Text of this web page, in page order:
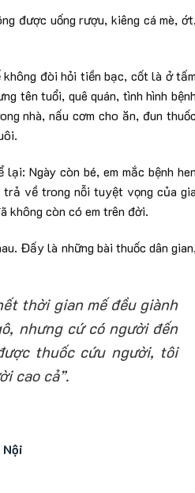
được uống rượu, kiêng cá mè, ớt,
đòi hỏi tiền bạc, cốt là ở tấm
tên tuổi, quê quán, tình hình bệnh
nhà, nấu cơm cho ăn, đun thuốc
Ngày còn bé, em mắc bệnh hen
trả về trong nỗi tuyệt vọng của gia
không còn có em trên đời.
Đấy là những bài thuốc dân gian,
thời gian mế đều giành
nhưng cứ có người đến
thuốc cứu người, tôi
cao cả”.